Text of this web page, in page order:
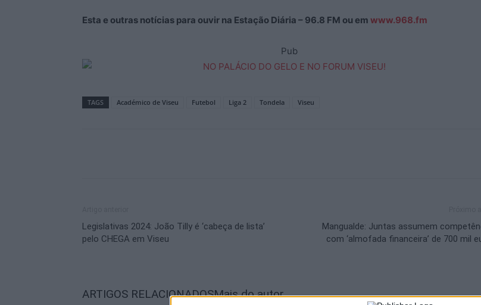
Esta e outras notícias para ouvir na Estação Diária – 96.8 FM ou em www.968.fm
Pub
TAGS Académico de Viseu Futebol Liga 2 Tondela Viseu
Legislativas 2024: João Tilly é ‘cabeça de lista’
pelo CHEGA em Viseu
Mangualde: Juntas assumem
com ‘almofada financeira’ de 700 mil
ARTIGOS RELACIONADOSMais do autor